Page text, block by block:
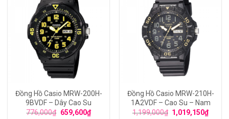
Đồng Hồ Casio MRW-200H-
9BVDF – Dây Cao Su
776,000₫ 659,600₫
Đồng Hồ Casio MRW-210H-
1A2VDF – Cao Su – Nam
1,199,000₫ 1,019,150₫